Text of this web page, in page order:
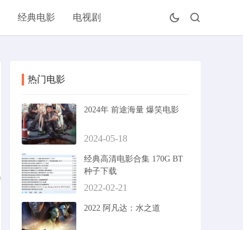
经典电影 电视剧
热门电影
2024年 前途海量 爆笑电影
2024-05-18
经典高清电影合集 170G BT
种子下载
2022-02-21
2022 阿凡达：水之道